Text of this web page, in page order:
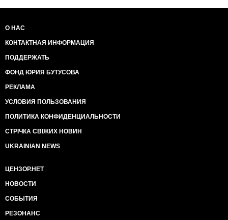
О НАС
КОНТАКТНАЯ ИНФОРМАЦИЯ
ПОДДЕРЖАТЬ
ФОНД ЮРИЯ БУТУСОВА
РЕКЛАМА
УСЛОВИЯ ПОЛЬЗОВАНИЯ
ПОЛИТИКА КОНФИДЕНЦИАЛЬНОСТИ
СТРІЧКА СВІЖИХ НОВИН
UKRAINIAN NEWS
ЦЕНЗОР.НЕТ
НОВОСТИ
СОБЫТИЯ
РЕЗОНАНС